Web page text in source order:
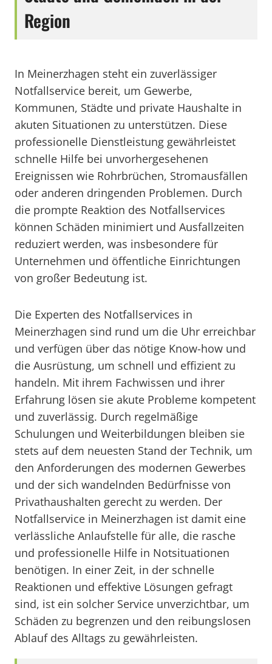
Region
In Meinerzhagen steht ein zuverlässiger
Notfallservice bereit, um Gewerbe,
Kommunen, Städte und private Haushalte in
akuten Situationen zu unterstützen. Diese
professionelle Dienstleistung gewährleistet
schnelle Hilfe bei unvorhergesehenen
Ereignissen wie Rohrbrüchen, Stromausfällen
oder anderen dringenden Problemen. Durch
die prompte Reaktion des Notfallservices
können Schäden minimiert und Ausfallzeiten
reduziert werden, was insbesondere für
Unternehmen und öffentliche Einrichtungen
von großer Bedeutung ist.
Die Experten des Notfallservices in
Meinerzhagen sind rund um die Uhr erreichbar
und verfügen über das nötige Know-how und
die Ausrüstung, um schnell und effizient zu
handeln. Mit ihrem Fachwissen und ihrer
Erfahrung lösen sie akute Probleme kompetent
und zuverlässig. Durch regelmäßige
Schulungen und Weiterbildungen bleiben sie
stets auf dem neuesten Stand der Technik, um
den Anforderungen des modernen Gewerbes
und der sich wandelnden Bedürfnisse von
Privathaushalten gerecht zu werden. Der
Notfallservice in Meinerzhagen ist damit eine
verlässliche Anlaufstelle für alle, die rasche
und professionelle Hilfe in Notsituationen
benötigen. In einer Zeit, in der schnelle
Reaktionen und effektive Lösungen gefragt
sind, ist ein solcher Service unverzichtbar, um
Schäden zu begrenzen und den reibungslosen
Ablauf des Alltags zu gewährleisten.